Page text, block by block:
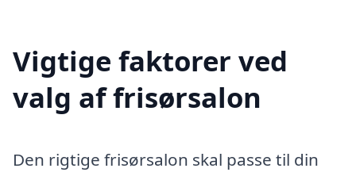
Vigtige faktorer ved
valg af frisørsalon
Den rigtige frisørsalon skal passe til din